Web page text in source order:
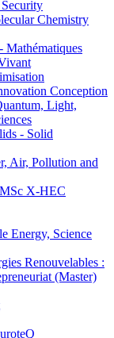
Chemistry
Conception
Light,
- Solid
Air, Pollution and
X-HEC
Energy, Science
Renouvelables :
(Master)